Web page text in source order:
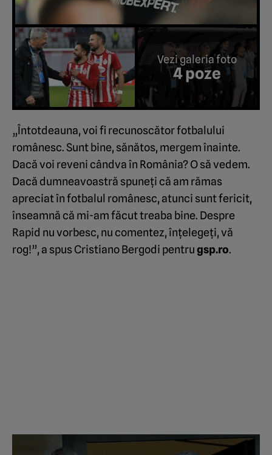
Vezi galeria foto
4 poze
„Întotdeauna, voi fi recunoscător fotbalului
românesc. Sunt bine, sănătos, mergem înainte.
Dacă voi reveni cândva în România? O să vedem.
Dacă dumneavoastră spuneți că am rămas
apreciat în fotbalul românesc, atunci sunt fericit,
înseamnă că mi-am făcut treaba bine. Despre
Rapid nu vorbesc, nu comentez, înțelegeți, vă
rog!”, a spus Cristiano Bergodi pentrugsp.ro.